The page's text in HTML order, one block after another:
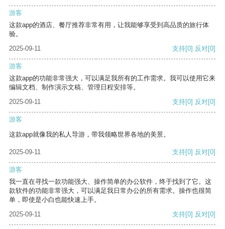
游客
这款app的酒店、餐厅推荐非常有用，让我能够享受到高品质的旅行体
验。
2025-09-11
支持[0] 反对[0]
游客
这款app的功能非常强大，可以满足我所有的工作需求。我可以使用它来
编辑文档、制作演示文稿、管理日程安排等。
2025-09-11
支持[0] 反对[0]
游客
这款app就像我的私人导游，带我领略世界各地的美景。
2025-09-11 支持[0] 反对[0]
游客
我一直在寻找一款功能强大、操作简单的办公软件，终于找到了它。这
款软件的功能非常强大，可以满足我日常办公的所有需求。操作也很简
单，即使是小白也能快速上手。
2025-09-11
支持[0] 反对[0]